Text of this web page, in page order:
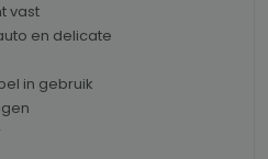
vast
en delicate
in gebruik